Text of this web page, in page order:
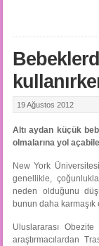
19 Ağustos 2012
Altı aydan küçük
olmalarına yol
New York
genellikle,
neden olduğunu
bunun daha
Uluslararası
araştırmacılardan